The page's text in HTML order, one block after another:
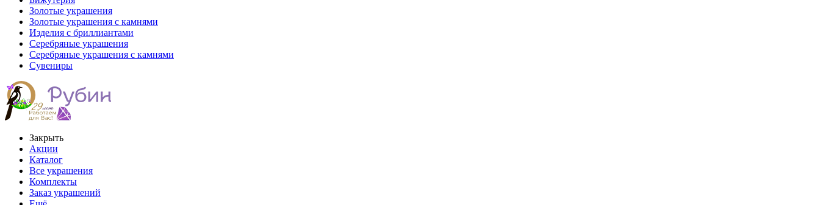
Золотые украшения
Золотые украшения с камнями
Изделия с бриллиантами
Серебряные украшения
Серебряные украшения с камнями
Сувениры
Закрыть
Акции
Каталог
Все украшения
Комплекты
Заказ украшений